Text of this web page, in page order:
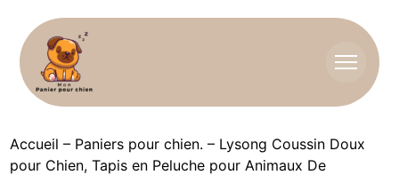
Accueil – Paniers pour chien. – Lysong Coussin Doux
pour Chien, Tapis en Peluche ​pour Animaux De